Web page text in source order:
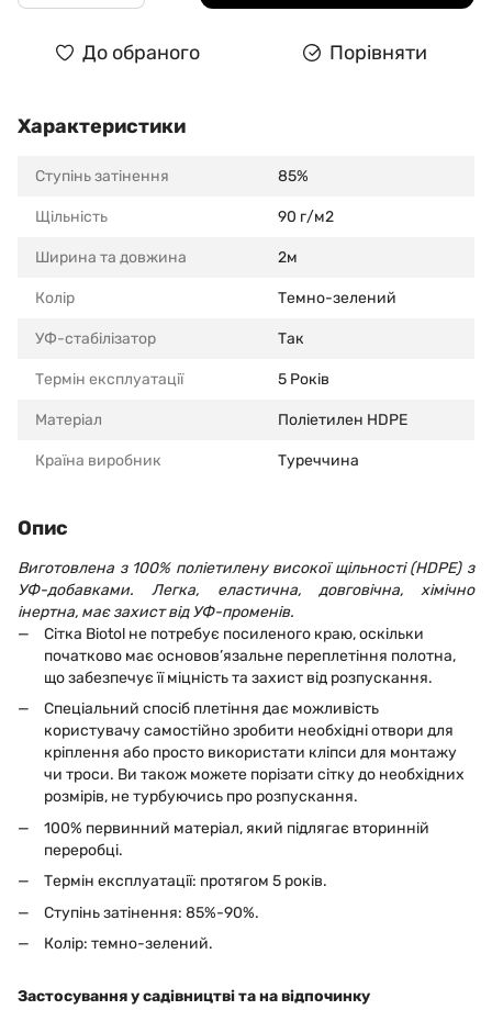
До обраного Порівняти
Характеристики
Ступінь затінення 85%
Щільність 90 г/м2
Ширина та довжина 2м
Колір Темно-зелений
УФ-стабілізатор Так
Термін експлуатації 5 Років
Матеріал Поліетилен HDPE
Країна виробник Туреччина
Опис
Виготовлена з 100% поліетилену високої щільності (HDPE) з
УФ-добавками. Легка, еластична, довговічна, хімічно
інертна, має захист від УФ-променів.
Сітка Biotol не потребує посиленого краю, оскільки
початково має основов’язальне переплетіння полотна,
що забезпечує її міцність та захист від розпускання.
Спеціальний спосіб плетіння дає можливість
користувачу самостійно зробити необхідні отвори для
кріплення або просто використати кліпси для монтажу
чи троси. Ви також можете порізати сітку до необхідних
розмірів, не турбуючись про розпускання.
100% первинний матеріал, який підлягає вторинній
переробці.
Термін експлуатації: протягом 5 років.
Ступінь затінення: 85%-90%.
Колір: темно-зелений.
Застосування у садівництві та на відпочинку